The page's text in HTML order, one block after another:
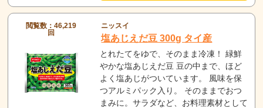
閲覧数：46,219
回
ニッスイ
塩あじえだ豆 300g タイ産
とれたてをゆで、そのまま冷凍！ 緑鮮
やかな塩あじえだ豆 豆の中まで、ほど
よく塩あじがついています。 風味を保
つアルミパック入り。 そのままでおつ
まみに。サラダなど、お料理素材として